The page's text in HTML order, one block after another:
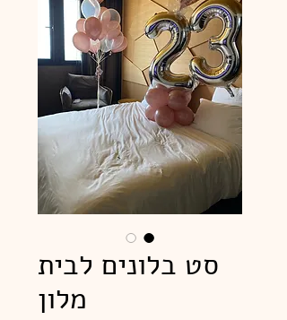
סט בלונים לבית
מלון